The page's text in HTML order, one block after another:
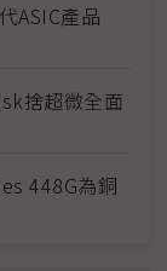
ASIC產品
捨超微全面
448G為銅